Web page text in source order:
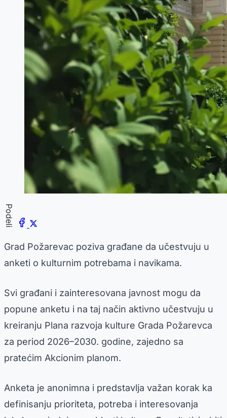
Podeli
Grad Požarevac poziva građane da učestvuju u
anketi o kulturnim potrebama i navikama.
Svi građani i zainteresovana javnost mogu da
popune anketu i na taj način aktivno učestvuju u
kreiranju Plana razvoja kulture Grada Požarevca
za period 2026–2030. godine, zajedno sa
pratećim Akcionim planom.
Anketa je anonimna i predstavlja važan korak ka
definisanju prioriteta, potreba i interesovanja